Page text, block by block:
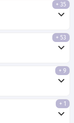
+ 35
+ 53
+ 9
+ 1